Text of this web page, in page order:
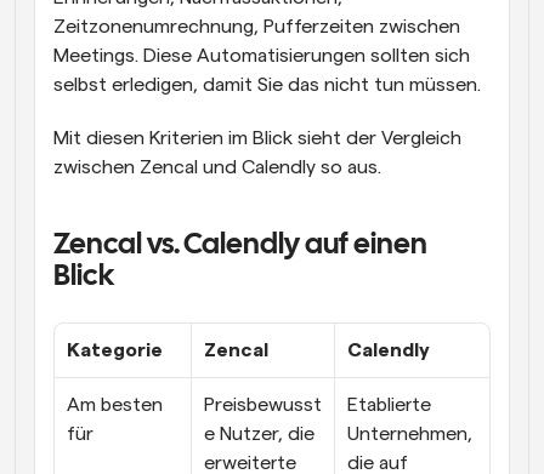
Zeitzonenumrechnung, Pufferzeiten zwischen
Meetings. Diese Automatisierungen sollten sich
selbst erledigen, damit Sie das nicht tun müssen.
Mit diesen Kriterien im Blick sieht der Vergleich
zwischen Zencal und Calendly so aus.
Zencal vs. Calendly auf einen
Blick
Kategorie Zencal Calendly
Am besten
für
Preisbewusst
e Nutzer, die
erweiterte
Etablierte
Unternehmen,
die auf